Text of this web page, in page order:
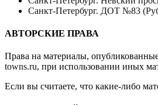
Санкт-Петербург. ДОТ №83
АВТОРСКИЕ ПРАВА
Права на материалы,
towns.ru, при использовании иных
Если вы считаете, что какие-либо